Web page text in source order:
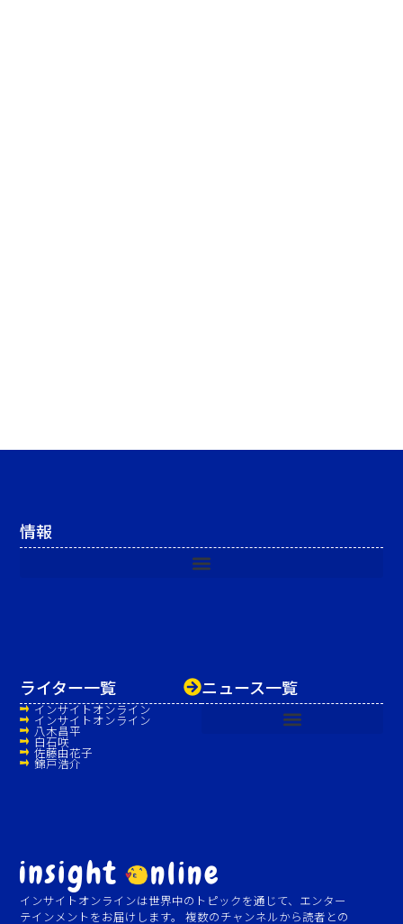
インサイトオンラインは世界中のトピックを通じて、エンター
テインメントをお届けします。 複数のチャンネルから読者との
ニュース一覧
ライター一覧
インサイトオンライン
インサイトオンライン
八木昌平
白石咲
佐藤由花子
錦戸浩介
情報